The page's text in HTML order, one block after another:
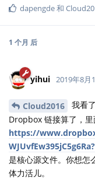
dapengde和
1 个月 后
yihui 2019年8月
Cloud2016
我看
Dropbox 链接算了，里
https://
是核心源文件。你想怎
体力活儿。